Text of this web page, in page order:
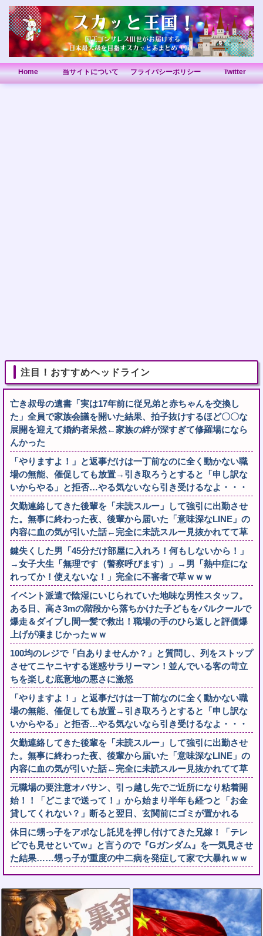
Home 当サイトについて プライバシーポリシー Twitter
注目！おすすめヘッドライン
亡き叔母の遺書「実は17年前に従兄弟と赤ちゃんを交換し
た」全員で家族会議を開いた結果、拍子抜けするほど〇〇な
展開を迎えて婚約者呆然←家族の絆が深すぎて修羅場になら
んかった
「やりますよ！」と返事だけは一丁前なのに全く動かない職
場の無能、催促しても放置→引き取ろうとすると「申し訳な
いからやる」と拒否…やる気ないなら引き受けるなよ・・・
欠勤連絡してきた後輩を「未読スルー」して強引に出勤させ
た。無事に終わった夜、後輩から届いた「意味深なLINE」の
内容に血の気が引いた話←完全に未読スルー見抜かれてて草
鍵失くした男「45分だけ部屋に入れろ！何もしないから！」
→女子大生「無理です（警察呼びます）」→男「熱中症にな
れってか！使えないな！」完全に不審者で草ｗｗｗ
イベント派遣で陰湿にいじられていた地味な男性スタッフ。
ある日、高さ3mの階段から落ちかけた子どもをパルクールで
爆走＆ダイブし間一髪で救出！職場の手のひら返しと評価爆
上げが凄まじかったｗｗ
100均のレジで「白ありませんか？」と質問し、列をストップ
させてニヤニヤする迷惑サラリーマン！並んでいる客の苛立
ちを楽しむ底意地の悪さに激怒
「やりますよ！」と返事だけは一丁前なのに全く動かない職
場の無能、催促しても放置→引き取ろうとすると「申し訳な
いからやる」と拒否…やる気ないなら引き受けるなよ・・・
欠勤連絡してきた後輩を「未読スルー」して強引に出勤させ
た。無事に終わった夜、後輩から届いた「意味深なLINE」の
内容に血の気が引いた話←完全に未読スルー見抜かれてて草
元職場の要注意オバサン、引っ越し先でご近所になり粘着開
始！！「どこまで送って！」から始まり半年も経つと「お金
貸してくれない？」断ると翌日、玄関前にゴミが置かれる
休日に甥っ子をアポなし託児を押し付けてきた兄嫁！「テレ
ビでも見せといてw」と言うので『Gガンダム』を一気見させ
た結果……甥っ子が重度の中二病を発症して家で大暴れｗｗ